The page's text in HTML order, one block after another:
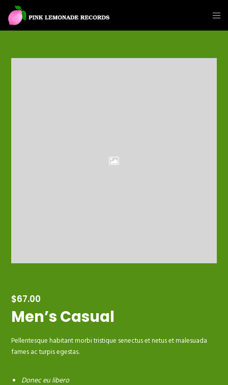
$67.00
Men’s Casual
Pellentesque habitant morbi tristique senectus et netus et malesuada
fames ac turpis egestas.
Donec eu libero